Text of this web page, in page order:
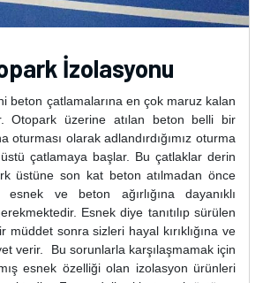
İzolasyonu
beton çatlamalarına en çok maruz kalan
Otopark üzerine atılan beton belli bir
oturması olarak adlandırdığımız oturma
çatlamaya başlar. Bu çatlaklar derin
üstüne son kat beton atılmadan önce
esnek ve beton ağırlığına dayanıklı
Esnek diye tanıtılıp sürülen
müddet sonra sizleri hayal kırıklığına ve
verir. Bu sorunlarla karşılaşmamak için
esnek özelliği olan izolasyon ürünleri